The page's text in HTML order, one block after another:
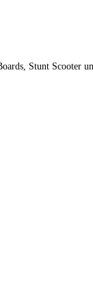
Stunt Scooter